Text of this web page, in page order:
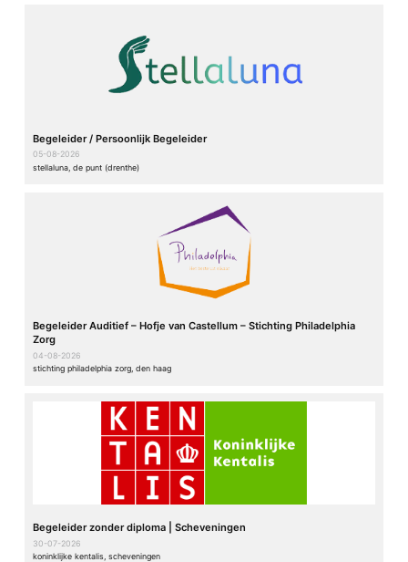
Begeleider / Persoonlijk Begeleider
05-08-2026
stellaluna, de punt (drenthe)
Begeleider Auditief – Hofje van Castellum – Stichting Philadelphia
Zorg
04-08-2026
stichting philadelphia zorg, den haag
Begeleider zonder diploma | Scheveningen
30-07-2026
koninklijke kentalis, scheveningen